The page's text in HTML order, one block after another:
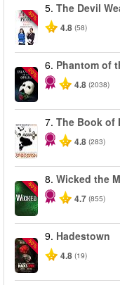
-50%
5. The Devil
4.8 (58)
-20%
6. Phantom of
4.8 (2038)
7. The Book of
4.8 (283)
-50%
8. Wicked the
4.7 (855)
-50%
9. Hadestown
4.8 (19)